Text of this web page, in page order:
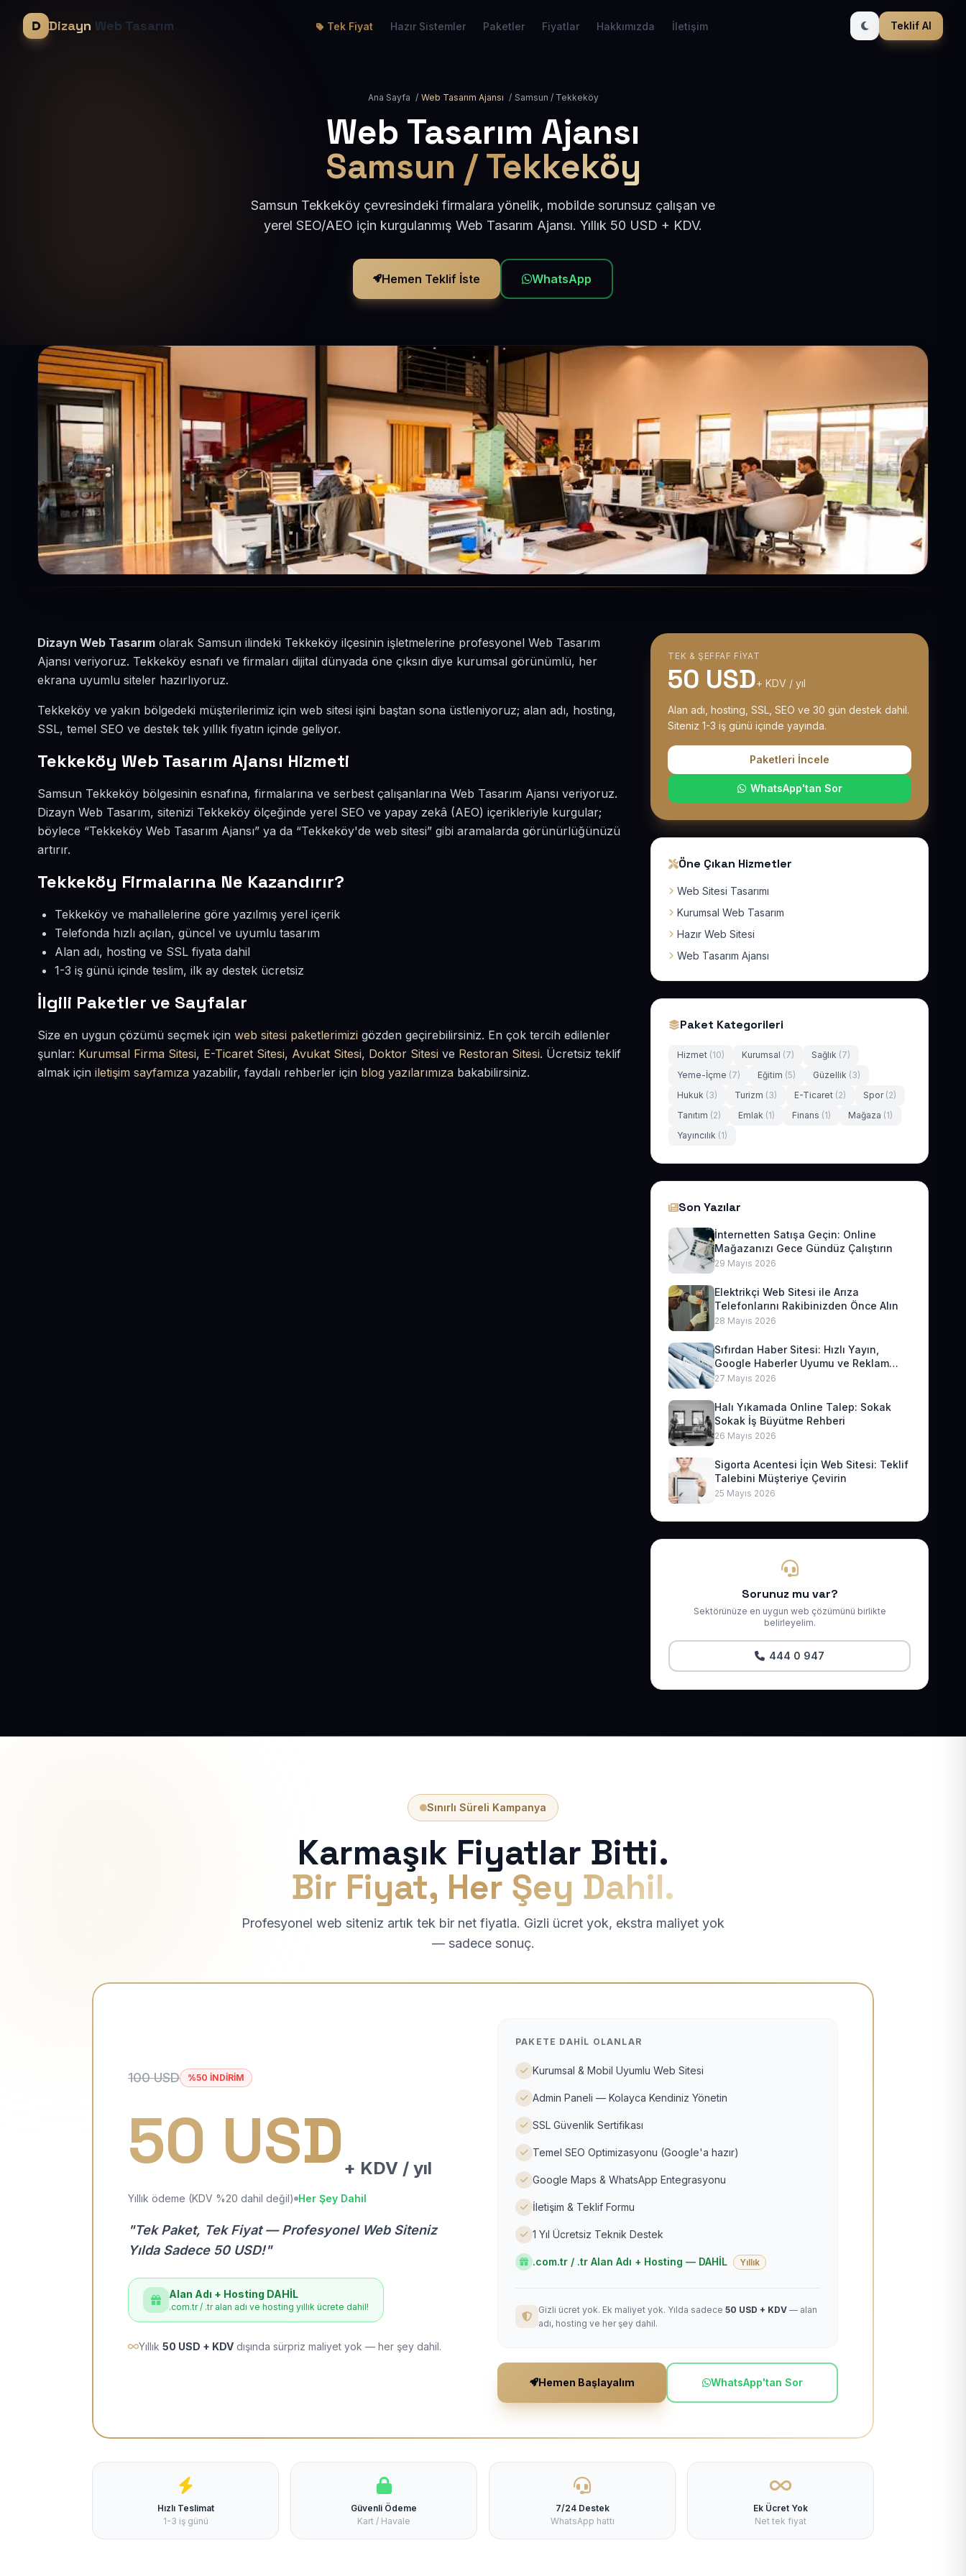
Dizayn Web Tasarım Tek Fiyat Hazır Sistemler Paketler Fiyatlar Hakkımızda İletişim Teklif Al
Ana Sayfa / Web Tasarım Ajansı / Samsun / Tekkeköy
Web Tasarım Ajansı
Samsun / Tekkeköy
Samsun Tekkeköy çevresindeki firmalara yönelik, mobilde sorunsuz çalışan ve
yerel SEO/AEO için kurgulanmış Web Tasarım Ajansı. Yıllık 50 USD + KDV.
Hemen Teklif İste WhatsApp
Dizayn Web Tasarım olarak Samsun ilindeki Tekkeköy ilçesinin işletmelerine profesyonel Web Tasarım
Ajansı veriyoruz. Tekkeköy esnafı ve firmaları dijital dünyada öne çıksın diye kurumsal görünümlü, her
ekrana uyumlu siteler hazırlıyoruz.
Tekkeköy ve yakın bölgedeki müşterilerimiz için web sitesi işini baştan sona üstleniyoruz; alan adı, hosting,
SSL, temel SEO ve destek tek yıllık fiyatın içinde geliyor.
Tekkeköy Web Tasarım Ajansı Hizmeti
Samsun Tekkeköy bölgesinin esnafına, firmalarına ve serbest çalışanlarına Web Tasarım Ajansı veriyoruz.
Dizayn Web Tasarım, sitenizi Tekkeköy ölçeğinde yerel SEO ve yapay zekâ (AEO) içerikleriyle kurgular;
böylece “Tekkeköy Web Tasarım Ajansı” ya da “Tekkeköy'de web sitesi” gibi aramalarda görünürlüğünüzü
artırır.
Tekkeköy Firmalarına Ne Kazandırır?
Tekkeköy ve mahallelerine göre yazılmış yerel içerik
Telefonda hızlı açılan, güncel ve uyumlu tasarım
Alan adı, hosting ve SSL fiyata dahil
1-3 iş günü içinde teslim, ilk ay destek ücretsiz
İlgili Paketler ve Sayfalar
Size en uygun çözümü seçmek için web sitesi paketlerimizi gözden geçirebilirsiniz. En çok tercih edilenler
şunlar: Kurumsal Firma Sitesi, E-Ticaret Sitesi, Avukat Sitesi, Doktor Sitesi ve Restoran Sitesi. Ücretsiz teklif
almak için iletişim sayfamıza yazabilir, faydalı rehberler için blog yazılarımıza bakabilirsiniz.
TEK & ŞEFFAF FIYAT
50 USD+ KDV / yıl
Alan adı, hosting, SSL, SEO ve 30 gün destek dahil.
Siteniz 1-3 iş günü içinde yayında.
Paketleri İncele
WhatsApp'tan Sor
Öne Çıkan Hizmetler
Web Sitesi Tasarımı
Kurumsal Web Tasarım
Hazır Web Sitesi
Web Tasarım Ajansı
Paket Kategorileri
Hizmet (10) Kurumsal (7) Sağlık (7)
Yeme-İçme (7) Eğitim (5) Güzellik (3)
Hukuk (3) Turizm (3) E-Ticaret (2) Spor (2)
Tanıtım (2) Emlak (1) Finans (1) Mağaza (1)
Yayıncılık (1)
Son Yazılar
İnternetten Satışa Geçin: Online
Mağazanızı Gece Gündüz Çalıştırın
29 Mayıs 2026
Elektrikçi Web Sitesi ile Arıza
Telefonlarını Rakibinizden Önce Alın
28 Mayıs 2026
Sıfırdan Haber Sitesi: Hızlı Yayın,
Google Haberler Uyumu ve Reklam
Geliri
27 Mayıs 2026
Halı Yıkamada Online Talep: Sokak
Sokak İş Büyütme Rehberi
26 Mayıs 2026
Sigorta Acentesi İçin Web Sitesi: Teklif
Talebini Müşteriye Çevirin
25 Mayıs 2026
Sorunuz mu var?
Sektörünüze en uygun web çözümünü birlikte
belirleyelim.
444 0 947
Sınırlı Süreli Kampanya
Karmaşık Fiyatlar Bitti.
Bir Fiyat, Her Şey Dahil.
Profesyonel web siteniz artık tek bir net fiyatla. Gizli ücret yok, ekstra maliyet yok
— sadece sonuç.
100 USD %50 İNDİRİM
50 USD + KDV / yıl
Yıllık ödeme (KDV %20 dahil değil) Her Şey Dahil
"Tek Paket, Tek Fiyat — Profesyonel Web Siteniz
Yılda Sadece 50 USD!"
Alan Adı + Hosting DAHİL
.com.tr / .tr alan adı ve hosting yıllık ücrete dahil!
Yıllık 50 USD + KDV dışında sürpriz maliyet yok — her şey dahil.
PAKETE DAHIL OLANLAR
Kurumsal & Mobil Uyumlu Web Sitesi
Admin Paneli — Kolayca Kendiniz Yönetin
SSL Güvenlik Sertifikası
Temel SEO Optimizasyonu (Google'a hazır)
Google Maps & WhatsApp Entegrasyonu
İletişim & Teklif Formu
1 Yıl Ücretsiz Teknik Destek
.com.tr / .tr Alan Adı + Hosting — DAHİL Yıllık
Gizli ücret yok. Ek maliyet yok. Yılda sadece 50 USD + KDV — alan
adı, hosting ve her şey dahil.
Hemen Başlayalım WhatsApp'tan Sor
Hızlı Teslimat
1-3 iş günü
Güvenli Ödeme
Kart / Havale
7/24 Destek
WhatsApp hattı
Ek Ücret Yok
Net tek fiyat